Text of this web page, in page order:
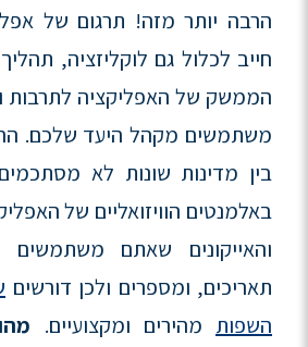
הרבה יותר מזה! תרגום של
חייב לכלול גם לוקליזציה,
הממשק של האפליקציה לתרבות
משתמשים מקהל היעד שלכם.
בין מדינות שונות לא
באלמנטים הוויזואליים של
והאייקונים שאתם
תאריכים, ומספרים ולכן דורשים
השפות מהירים ומקצועיים.